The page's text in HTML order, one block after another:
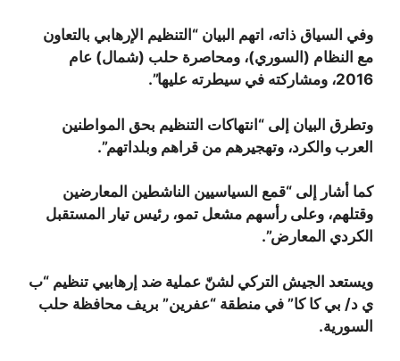
وفي السياق ذاته، اتهم البيان “التنظيم الإرهابي بالتعاون
مع النظام (السوري)، ومحاصرة حلب (شمال) عام
2016، ومشاركته في سيطرته عليها”.
وتطرق البيان إلى “انتهاكات التنظيم بحق المواطنين
العرب والكرد، وتهجيرهم من قراهم وبلداتهم”.
كما أشار إلى “قمع السياسيين الناشطين المعارضين
وقتلهم، وعلى رأسهم مشعل تمو، رئيس تيار المستقبل
الكردي المعارض”.
ويستعد الجيش التركي لشنّ عملية ضد إرهابيي تنظيم “ب
ي د/ بي كا كا” في منطقة “عفرين” بريف محافظة حلب
السورية.